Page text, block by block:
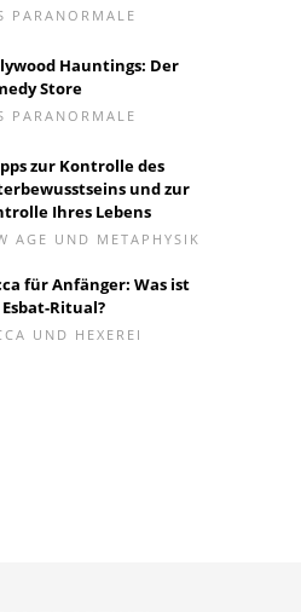
PARANORMALE
Hauntings: Der
Store
PARANORMALE
zur Kontrolle des
und zur
Ihres Lebens
AGE UND METAPHYSIK
für Anfänger: Was ist
Ritual?
UND HEXEREI